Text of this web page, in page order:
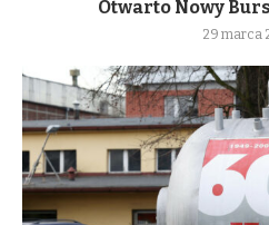
Otwarto Nowy
29 marca